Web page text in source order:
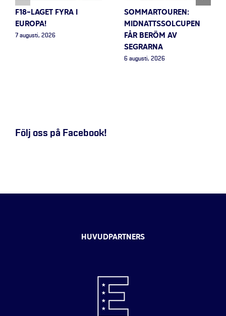
F18-LAGET FYRA I
EUROPA!
7 augusti, 2026
SOMMARTOUREN:
MIDNATTSSOLCUPEN
FÅR BERÖM AV
SEGRARNA
6 augusti, 2026
Följ oss på Facebook!
HUVUDPARTNERS